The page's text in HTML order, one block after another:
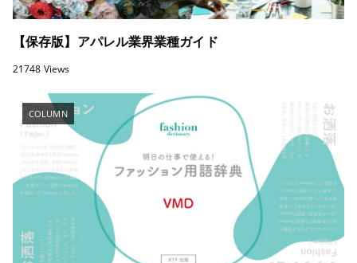
【保存版】アパレル業界業種ガイド
21748 Views
COLUMN